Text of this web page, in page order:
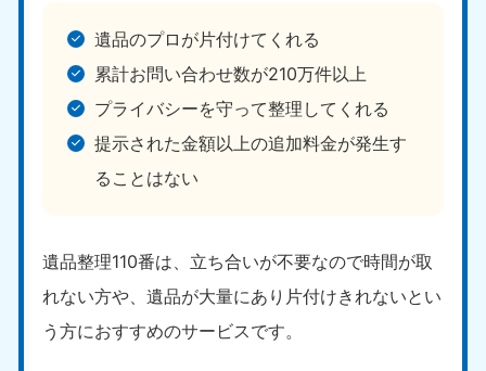
遺品のプロが片付けてくれる
累計お問い合わせ数が210万件以上
プライバシーを守って整理してくれる
提示された金額以上の追加料金が発生す
ることはない
遺品整理110番は、立ち合いが不要なので時間が取
れない方や、遺品が大量にあり片付けきれないとい
う方におすすめのサービスです。